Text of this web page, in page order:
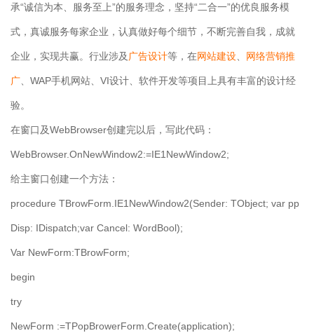
承“诚信为本、服务至上”的服务理念，坚持“二合一”的优良服务模
式，真诚服务每家企业，认真做好每个细节，不断完善自我，成就
企业，实现共赢。行业涉及 广告设计等，在网站建设 网络营销推
广 、WAP手机网站、VI设计、软件开发等项目上具有丰富的设计经
验。
在窗口及WebBrowser创建完以后，写此代码：
WebBrowser.OnNewWindow2:=IE1NewWindow2;
给主窗口创建一个方法：
procedure TBrowForm.IE1NewWindow2(Sender: TObject; var pp
Disp: IDispatch;var Cancel: WordBool);
Var NewForm:TBrowForm;
begin
try
NewForm :=TPopBrowerForm.Create(application);